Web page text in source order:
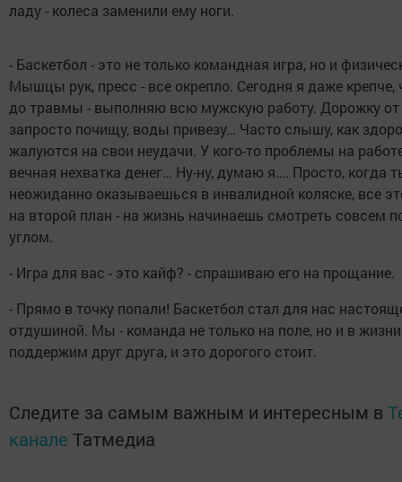
ладу - колеса заменили ему ноги.
- Баскетбол - это не только командная игра, но и
Мышцы рук, пресс - все окрепло. Сегодня я даже
до травмы - выполняю всю мужскую работу. Дорожку от
запросто почищу, воды привезу… Часто слышу, как
жалуются на свои неудачи. У кого-то проблемы на
вечная нехватка денег… Ну-ну, думаю я…. Просто, когда
неожиданно оказываешься в инвалидной коляске, все
на второй план - на жизнь начинаешь смотреть совсем
углом.
- Игра для вас - это кайф? - спрашиваю его на прощание.
- Прямо в точку попали! Баскетбол стал для нас
отдушиной. Мы - команда не только на поле, но и в
поддержим друг друга, и это дорогого стоит.
Следите за самым важным и интересным в
канале Татмедиа